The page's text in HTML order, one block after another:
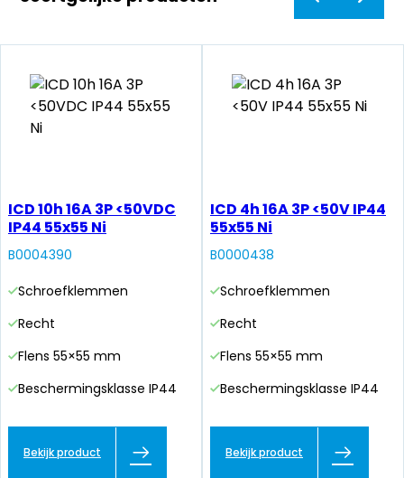
ICD 10h 16A 3P <50VDC
IP44 55x55 Ni
B0004390
Schroefklemmen
Recht
Flens 55×55 mm
Beschermingsklasse IP44
Bekijk product
ICD 4h 16A 3P <50V IP44
55x55 Ni
B0000438
Schroefklemmen
Recht
Flens 55×55 mm
Beschermingsklasse IP44
Bekijk product